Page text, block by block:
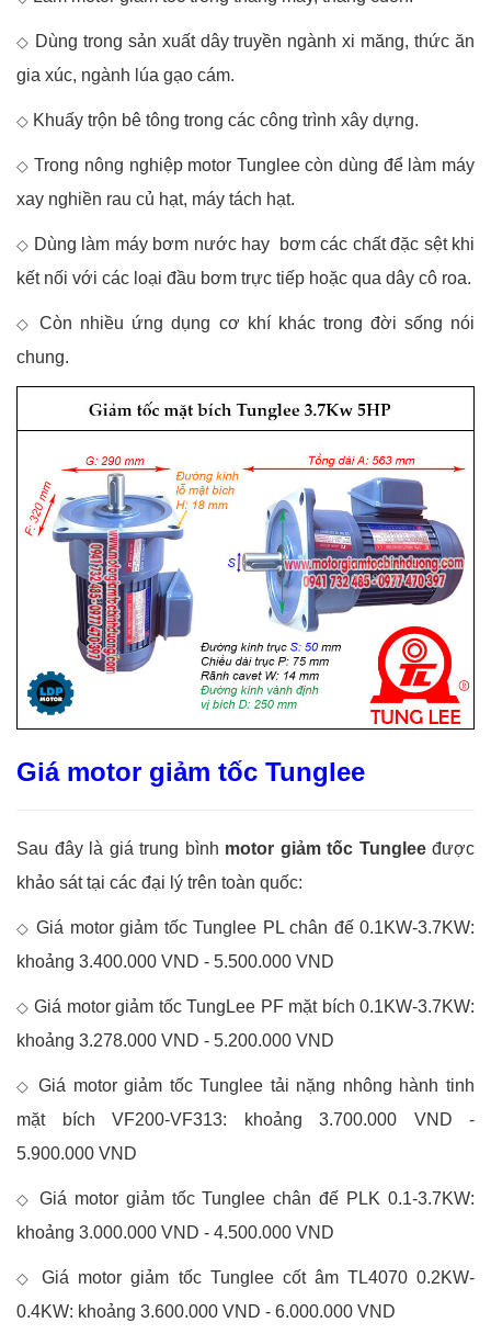
◇ Dùng trong sản xuất dây truyền ngành xi măng, thức ăn
gia xúc, ngành lúa gạo cám.
◇ Khuấy trộn bê tông trong các công trình xây dựng.
◇Trong nông nghiệp motor Tunglee còn dùng để làm máy
xay nghiền rau củ hạt, máy tách hạt.
◇ Dùng làm máy bơm nước hay bơm các chất đặc sệt khi
kết nối với các loại đầu bơm trực tiếp hoặc qua dây cô roa.
◇Còn nhiều ứng dụng cơ khí khác trong đời sống nói
chung.
Giá motor giảm tốc Tunglee
Sau đây là giá trung bình motor giảm tốc Tungleeđược
khảo sát tại các đại lý trên toàn quốc:
◇ Giá motor giảm tốc Tunglee PL chân đế 0.1KW-3.7KW:
khoảng 3.400.000 VND - 5.500.000 VND
◇ Giá motor giảm tốc TungLee PF mặt bích 0.1KW-3.7KW:
khoảng 3.278.000 VND - 5.200.000 VND
◇Giá motor giảm tốc Tunglee tải nặng nhông hành tinh
mặt bích VF200-VF313: khoảng 3.700.000 VND -
5.900.000 VND
◇ Giá motor giảm tốc Tunglee chân đế PLK 0.1-3.7KW:
khoảng 3.000.000 VND - 4.500.000 VND
◇Giá motor giảm tốc Tunglee cốt âm TL4070 0.2KW-
0.4KW: khoảng 3.600.000 VND - 6.000.000 VND